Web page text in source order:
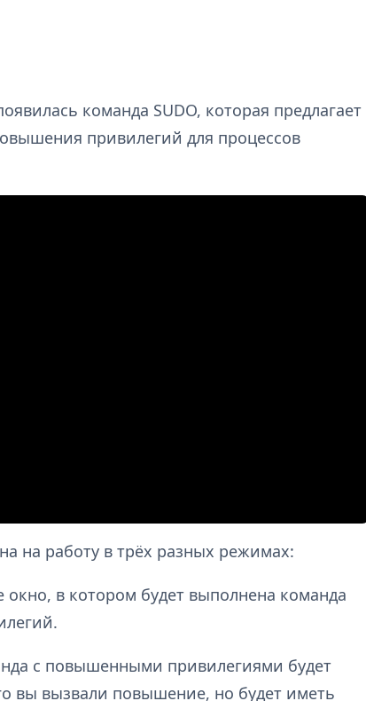
команда SUDO, которая предлагает
привилегий для процессов
на работу в трёх разных режимах:
окно, в котором будет выполнена команда
с повышенными привилегиями будет
вы вызвали повышение, но будет иметь